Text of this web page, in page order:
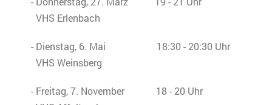
VHS Erlenbach
- Dienstag, 6. Mai 18:30 - 20:30 Uhr
VHS Weinsberg
- Freitag, 7. November 18 - 20 Uhr